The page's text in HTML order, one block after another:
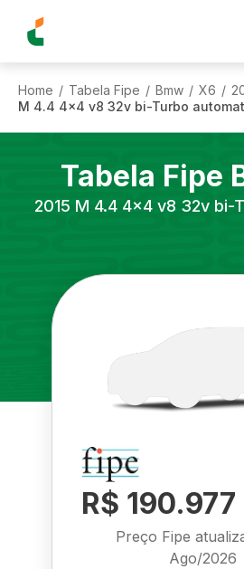
Home / Tabela Fipe / Bmw / X6 /
M 4.4 4x4 v8 32v bi-Turbo
Tabela Fipe
2015 M 4.4 4x4 v8 32v bi-
R$ 190.977
Preço Fipe
Ago/2026